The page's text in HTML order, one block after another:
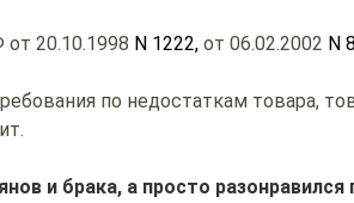
20.10.1998 N 1222, от 06.02.2002 N
по недостаткам товара,
и брака, а просто разонравился